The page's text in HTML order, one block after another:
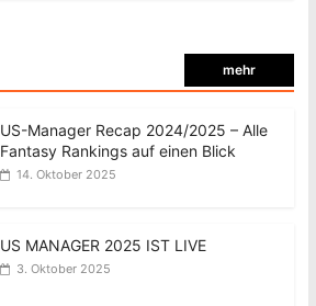
mehr
US-Manager Recap 2024/2025 – Alle
Fantasy Rankings auf einen Blick
14. Oktober 2025
US MANAGER 2025 IST LIVE
3. Oktober 2025